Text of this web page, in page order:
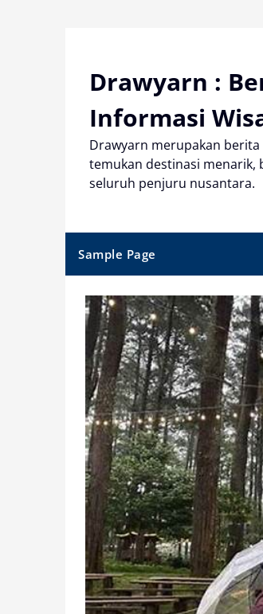
Drawyarn :
Informasi
Drawyarn merupakan
temukan destinasi menarik,
seluruh penjuru nusantara.
Sample Page